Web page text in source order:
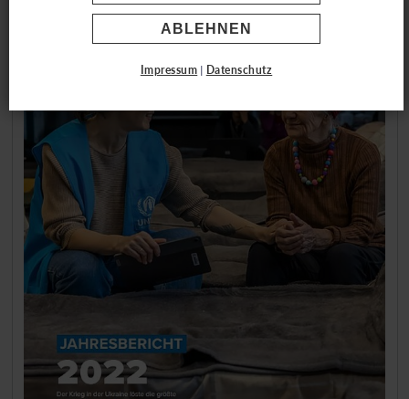
ABLEHNEN
Impressum | Datenschutz